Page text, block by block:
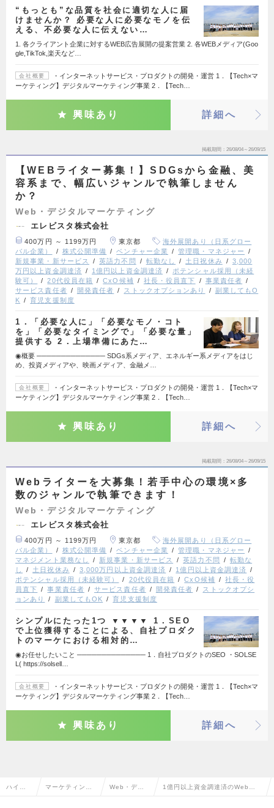
“もっとも”な品質を社会に適切な人に届
けませんか？ 必要な人に必要なモノを伝
える、不必要な人に伝えない…
1. 各クライアント企業に対するWEB広告展開の提案営業 2. 各WEBメディア(Goo
gle,TikTok,楽天など…
会社概要
・インターネットサービス・プロダクトの開発・運営 1．【Tech×マ
ーケティング】デジタルマーケティング事業 2．【Tech…
興味あり 詳細へ
掲載期間 26/08/04～26/09/15
【WEBライター募集！】SDGsから金融、美
容系まで、幅広いジャンルで執筆しません
か？
Web・デジタルマーケティング
エレビスタ株式会社
400万円 ～ 1199万円 東京都
海外展開あり（日系グロー
バル企業）
株式公開準備 ベンチャー企業
管理職・マネジャー
新規事業・新サービス
英語力不問 転勤なし 土日祝休み
3,000
万円以上資金調達済
1億円以上資金調達済
ポテンシャル採用（未経
験可）
20代役員在籍 CxO候補 社長・役員直下
事業責任者
サービス責任者
開発責任者 ストックオプションあり
副業してもO
K
育児支援制度
1．「必要な人に」「必要なモノ・コト
を」「必要なタイミングで」「必要な量」
提供する 2．上場準備にあた…
◉概要 ────────────── SDGs系メディア、エネルギー系メディアをはじ
め、投資メディアや、映画メディア、金融メ…
会社概要
・インターネットサービス・プロダクトの開発・運営 1．【Tech×マ
ーケティング】デジタルマーケティング事業 2．【Tech…
興味あり 詳細へ
掲載期間 26/08/04～26/09/15
Webライターを大募集！若手中心の環境×多
数のジャンルで執筆できます！
Web・デジタルマーケティング
エレビスタ株式会社
400万円 ～ 1199万円 東京都
海外展開あり（日系グロー
バル企業）
株式公開準備 ベンチャー企業
管理職・マネジャー
マネジメント業務なし
新規事業・新サービス 英語力不問
転勤な
し
土日祝休み 3,000万円以上資金調達済
1億円以上資金調達済
ポテンシャル採用（未経験可）
20代役員在籍 CxO候補
社長・役
員直下
事業責任者 サービス責任者 開発責任者
ストックオプシ
ョンあり
副業してもOK 育児支援制度
シンプルにたった1つ ▼▼▼▼ 1．SEO
で上位獲得することによる、自社プロダク
トのマーケにおける相対的…
◉お任せしたいこと ────────────── 1．自社プロダクトのSEO ・SOLSE
L( https://solsell…
会社概要
・インターネットサービス・プロダクトの開発・運営 1．【Tech×マ
ーケティング】デジタルマーケティング事業 2．【Tech…
興味あり 詳細へ
ハイク マーケティン Web・デジ 1億円以上資金調達済のWeb・